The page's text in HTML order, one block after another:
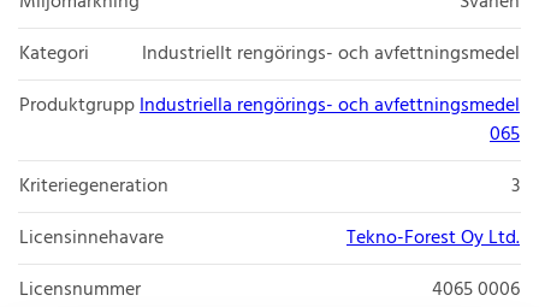
Kategori
Industriellt rengörings- och avfettningsmedel
ProduktgruppIndustriella rengörings- och avfettningsmedel
065
Kriteriegeneration
3
Licensinnehavare
Tekno-Forest Oy Ltd.
Licensnummer
4065 0006